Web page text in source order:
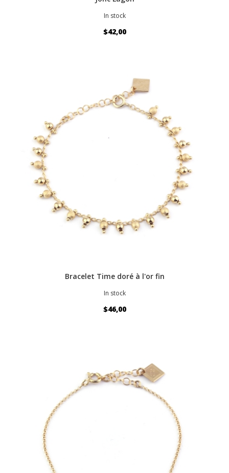
In stock
$42,00
Bracelet Time doré à l'or fin
In stock
$46,00